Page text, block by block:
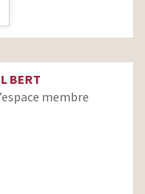
BERT
membre